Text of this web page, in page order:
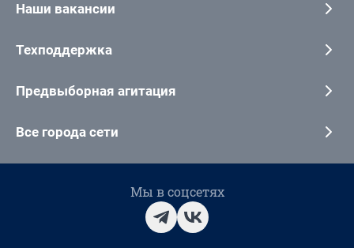
Наши вакансии
Техподдержка
Предвыборная агитация
Все города сети
Мы в соцсетях